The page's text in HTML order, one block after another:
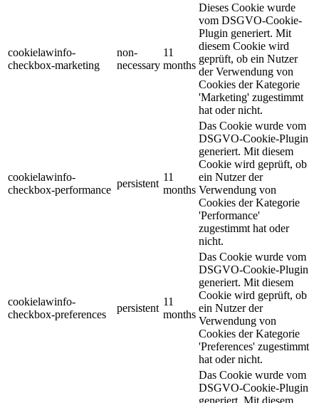
cookielawinfo-
checkbox-marketing
non-
necessary
11
months
Dieses Cookie wurde
vom DSGVO-Cookie-
Plugin generiert. Mit
diesem Cookie wird
geprüft, ob ein Nutzer
der Verwendung von
Cookies der Kategorie
'Marketing' zugestimmt
hat oder nicht.
cookielawinfo-
checkbox-performance
persistent
11
months
Das Cookie wurde vom
DSGVO-Cookie-Plugin
generiert. Mit diesem
Cookie wird geprüft, ob
ein Nutzer der
Verwendung von
Cookies der Kategorie
'Performance'
zugestimmt hat oder
nicht.
cookielawinfo-
checkbox-preferences
persistent
11
months
Das Cookie wurde vom
DSGVO-Cookie-Plugin
generiert. Mit diesem
Cookie wird geprüft, ob
ein Nutzer der
Verwendung von
Cookies der Kategorie
'Preferences' zugestimmt
hat oder nicht.
Das Cookie wurde vom
DSGVO-Cookie-Plugin
generiert. Mit diesem